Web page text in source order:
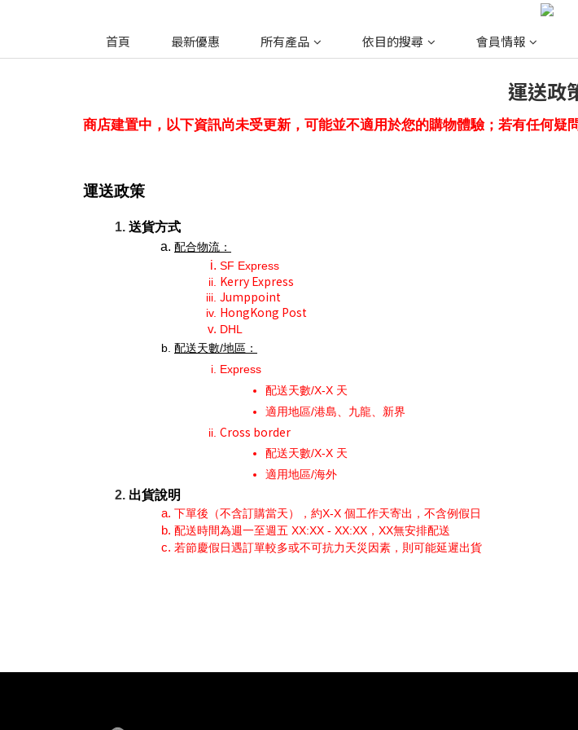
首頁 最新優惠 所有產品 依目的搜尋 會員情報
運送政
商店建置中，以下資訊尚未受更新，可能並不適用於您的購物體驗；若有任何疑
運送政策
送貨方式
配合物流：
SF Express
Kerry Express
Jumppoint
HongKong Post
DHL
配送天數/地區：
Express
配送天數/X-X 天
適用地區/港島、九龍、新界
Cross border
配送天數/X-X 天
適用地區/海外
出貨說明
下單後（不含訂購當天），約X-X 個工作天寄出，不含例假日
配送時間為週一至週五 XX:XX - XX:XX，XX無安排配送
若節慶假日遇訂單較多或不可抗力天災因素，則可能延遲出貨